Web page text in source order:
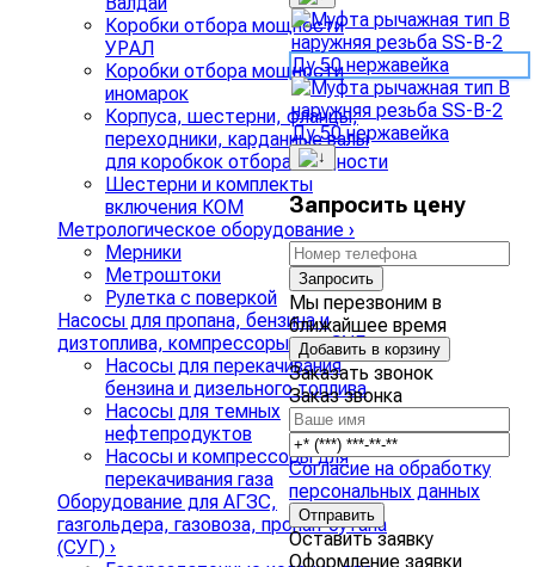
Коробки отбора мощности
УРАЛ
Коробки отбора мощности
иномарок
Корпуса, шестерни, фланцы,
переходники, карданные валы
для коробкок отбора мощности
Шестерни и комплекты
включения КОМ
Метрологическое оборудование ›
Мерники
Метроштоки
Рулетка с поверкой
Насосы для пропана, бензина и
дизтоплива, компрессоры для СУГ›
Насосы для перекачивания
бензина и дизельного топлива
Насосы для темных
нефтепродуктов
Насосы и компрессоры для
перекачивания газа
Оборудование для АГЗС,
газгольдера, газовоза, пропан-бутана
(СУГ) ›
Запросить цену
Запросить
Мы перезвоним в
ближайшее время
Добавить в корзину
Заказать звонок
Заказ звонка
Согласие на обработку
персональных данных
Оставить заявку
Оформление заявки